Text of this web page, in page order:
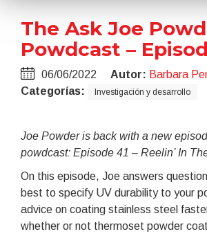
The Ask Joe
Powdcast –
06/06/2022 Autor: Barbara
Categorías:
Investigación y desarrollo
Joe Powder is back with a new
powdcast: Episode 41 – Reelin’ In
On this episode, Joe answers
best to specify UV durability to your
advice on coating stainless steel
whether or not thermoset powder